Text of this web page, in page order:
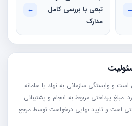
←
تبعی با بررسی کامل
مدارک
←
و وابستگی سازمانی به نهاد یا سامانه
مبلغ پرداختی مربوط به انجام و پشتیبانی
است و تایید نهایی درخواست توسط مرجع